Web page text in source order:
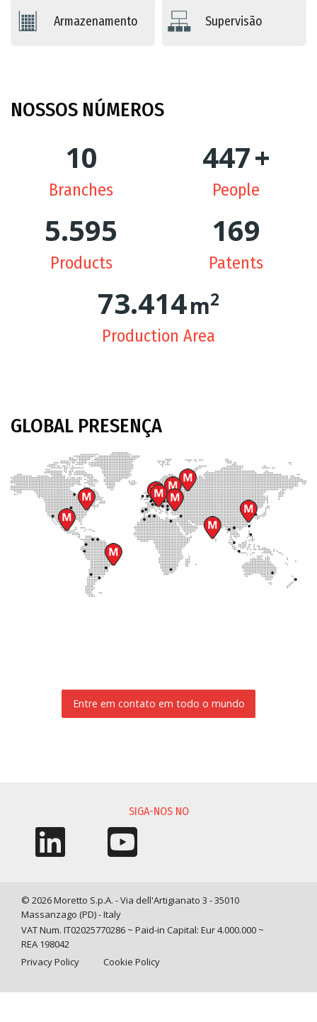
Armazenamento Supervisão
NOSSOS NÚMEROS
10
Branches
448+
People
5.619
Products
170
Patents
74.068m2
Production Area
GLOBAL PRESENÇA
Entre em contato em todo o mundo
SIGA-NOS NO
© 2026 Moretto S.p.A. - Via dell'Artigianato 3 - 35010
Massanzago (PD) - Italy
VAT Num. IT02025770286 ~ Paid-in Capital: Eur 4.000.000 ~
REA 198042
Privacy Policy
Cookie Policy